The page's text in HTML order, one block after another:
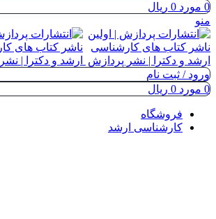
0 مورد 0 ریال
منو
ورود / ثبت نام
0 مورد 0 ریال
فروشگاه
کارشناسی ارشد